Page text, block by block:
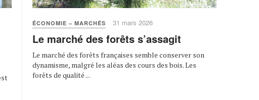
ÉCONOMIE – MARCHÉS 31 mars 2026
Le marché des forêts s’assagit
Le marché des forêts françaises semble conserver son
dynamisme, malgré les aléas des cours des bois. Les
forêts de qualité ...